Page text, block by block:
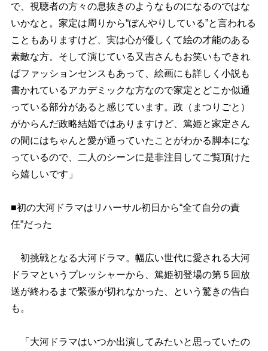
で、視聴者の方々の息抜きのようなものになるのではな
いかなと。家定は周りから“ぼんやりしている”と言われる
こともありますけど、実は心が優しくて絵の才能のある
素敵な方。そして演じている又吉さんもお笑いもできれ
ばファッションセンスもあって、絵画にも詳しく小説も
書かれているアカデミックな方なので家定とどこか似通
っている部分があると感じています。政（まつりごと）
がからんだ政略結婚ではありますけど、篤姫と家定さん
の間にはちゃんと愛が通っていたことがわかる脚本にな
っているので、二人のシーンに是非注目してご覧頂けた
ら嬉しいです」
■初の大河ドラマはリハーサル初日から“全て自分の責
任”だった
初挑戦となる大河ドラマ。幅広い世代に愛される大河
ドラマというプレッシャーから、篤姫初登場の第５回放
送が終わるまで緊張が切れなかった、という驚きの告白
も。
「大河ドラマはいつか出演してみたいと思っていたの